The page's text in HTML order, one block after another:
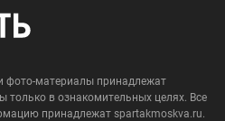
фото-материалы принадлежат
в ознакомительных целях. Все
принадлежат spartakmoskva.ru.